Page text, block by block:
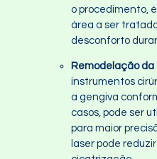
o procedimento,
área a ser
desconforto
Remodelação da
instrumentos
a gengiva
casos, pode ser
para maior
laser pode